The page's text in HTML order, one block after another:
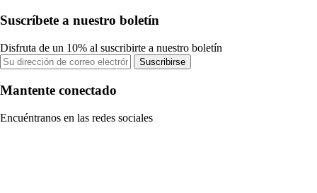
Suscríbete a nuestro boletín
Disfruta de un 10% al suscribirte a nuestro boletín
Suscribirse
Mantente conectado
Encuéntranos en las redes sociales